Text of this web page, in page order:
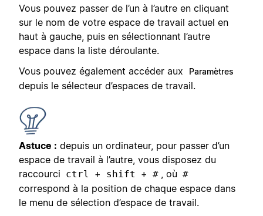
Vous pouvez passer de l’un à l’autre en cliquant
sur le nom de votre espace de travail actuel en
haut à gauche, puis en sélectionnant l’autre
espace dans la liste déroulante.
Vous pouvez également accéder aux
Paramètres
depuis le sélecteur d’espaces de travail.
Astuce : depuis un ordinateur, pour passer d’un
espace de travail à l’autre, vous disposez du
raccourci ctrl + shift + # , où #
correspond à la position de chaque espace dans
le menu de sélection d’espace de travail.